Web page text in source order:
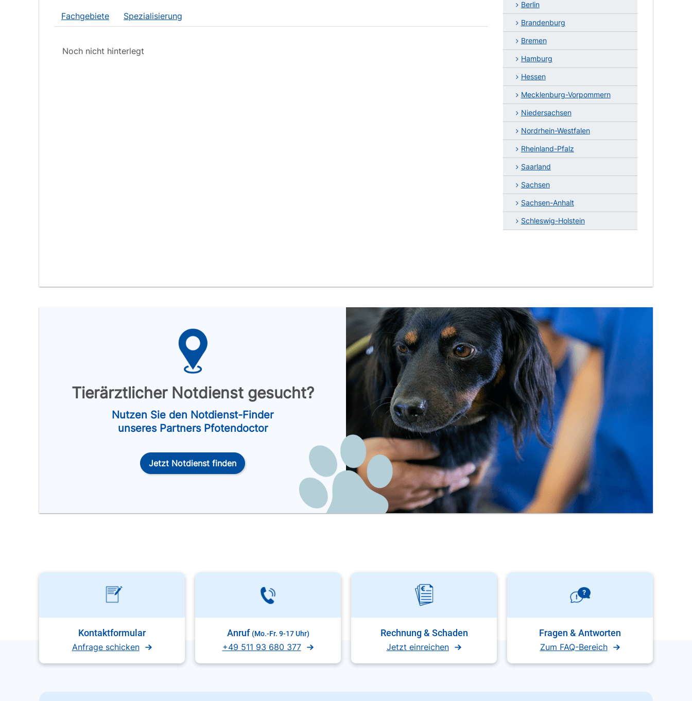
Fachgebiete Spezialisierung
Noch nicht hinterlegt
Berlin
Brandenburg
Bremen
Hamburg
Hessen
Mecklenburg-Vorpommern
Niedersachsen
Nordrhein-Westfalen
Rheinland-Pfalz
Saarland
Sachsen
Sachsen-Anhalt
Schleswig-Holstein
Tierärztlicher Notdienst gesucht?
Nutzen Sie den Notdienst-Finder
unseres Partners Pfotendoctor
Jetzt Notdienst finden
Kontaktformular
Anfrage schicken
Anruf (Mo.-Fr. 9-17 Uhr)
+49 511 93 680 377
Rechnung & Schaden
Jetzt einreichen
Fragen & Antworten
Zum FAQ-Bereich